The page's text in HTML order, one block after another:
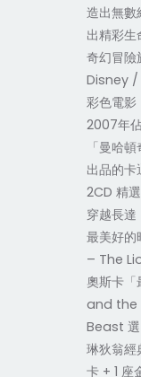
造出無數
出精彩生
奇幻冒
Disney /
彩色電影
2007年
「曼哈
出品的卡
2CD 精
穿越長達
最美好
– The
奧斯卡
and the
Beast 選
琳狄翁經
卡 + 1 座